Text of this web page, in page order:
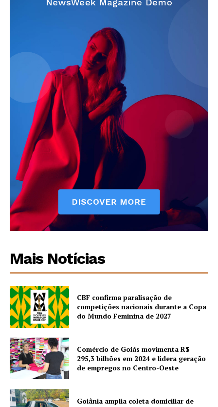
Mais Notícias
CBF confirma paralisação de
competições nacionais durante a Copa
do Mundo Feminina de 2027
Comércio de Goiás movimenta R$
295,3 bilhões em 2024 e lidera geração
de empregos no Centro-Oeste
Goiânia amplia coleta domiciliar de